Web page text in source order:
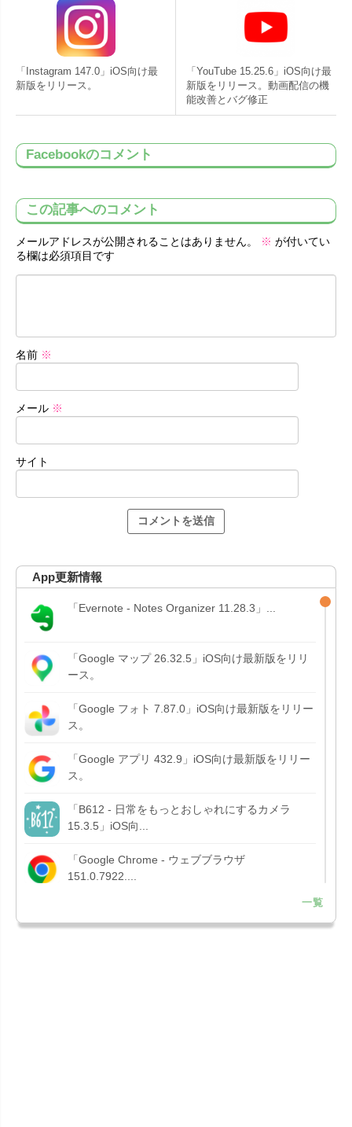
「Instagram 147.0」iOS向け最
新版をリリース。
「YouTube 15.25.6」iOS向け最
新版をリリース。動画配信の機
能改善とバグ修正
Facebookのコメント
この記事へのコメント
メールアドレスが公開されることはありません。 ※ が付いてい
る欄は必須項目です
名前 ※
メール ※
サイト
App更新情報
「Evernote - Notes Organizer 11.28.3」...
「Google マップ 26.32.5」iOS向け最新版をリリ
ース。
「Google フォト 7.87.0」iOS向け最新版をリリー
ス。
「Google アプリ 432.9」iOS向け最新版をリリー
ス。
「B612 - 日常をもっとおしゃれにするカメラ
15.3.5」iOS向...
「Google Chrome - ウェブブラウザ
151.0.7922....
「Microsoft OneDrive 18.7.3」iOS向け最新版を...
一覧